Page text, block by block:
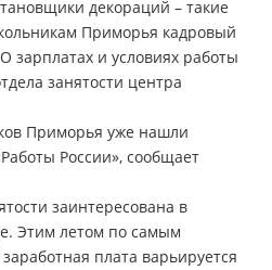
декораций – такие
Приморья кадровый
зарплатах и условиях работы
занятости центра
Приморья уже нашли
России», сообщает
заинтересована в
Этим летом по самым
плата варьируется